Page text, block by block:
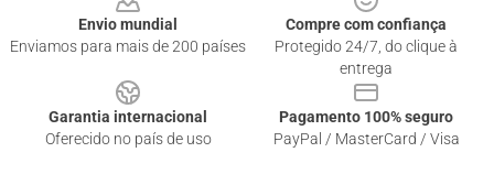
Envio mundial
Enviamos para mais de 200 países
Compre com confiança
Protegido 24/7, do clique à
entrega
Garantia internacional
Oferecido no país de uso
Pagamento 100% seguro
PayPal / MasterCard / Visa